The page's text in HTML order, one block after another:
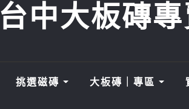
台中大板磚
挑選磁磚 大板磚｜專區